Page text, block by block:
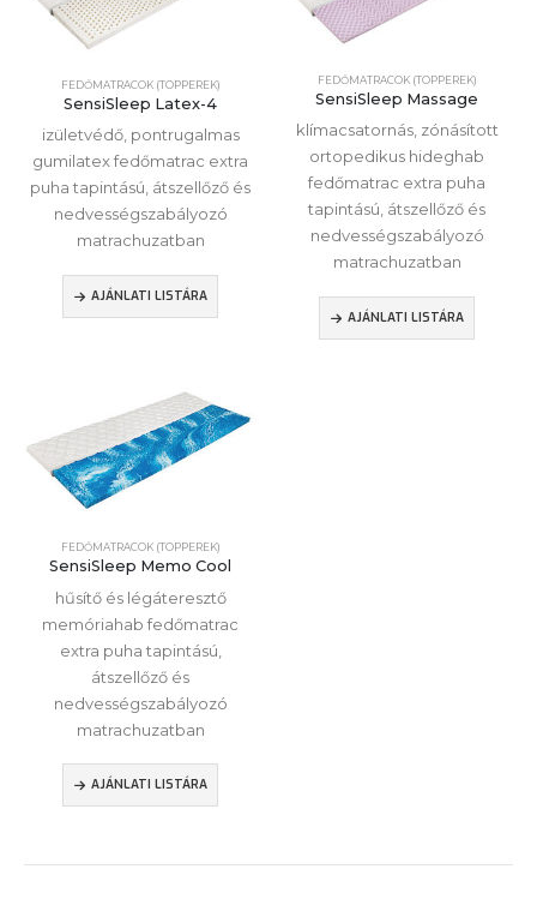
FEDŐMATRACOK (TOPPEREK)
SensiSleep Latex-4
izületvédő, pontrugalmas
gumilatex fedőmatrac extra
puha tapintású, átszellőző és
nedvességszabályozó
matrachuzatban
AJÁNLATI LISTÁRA
FEDŐMATRACOK (TOPPEREK)
SensiSleep Massage
klímacsatornás, zónásított
ortopedikus hideghab
fedőmatrac extra puha
tapintású, átszellőző és
nedvességszabályozó
matrachuzatban
AJÁNLATI LISTÁRA
FEDŐMATRACOK (TOPPEREK)
SensiSleep Memo Cool
hűsítő és légáteresztő
memóriahab fedőmatrac
extra puha tapintású,
átszellőző és
nedvességszabályozó
matrachuzatban
AJÁNLATI LISTÁRA